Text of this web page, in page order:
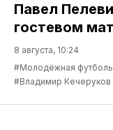
Павел
гостевом
8 августа, 10:24
#Молодёжная
#Владимир Кечеруков